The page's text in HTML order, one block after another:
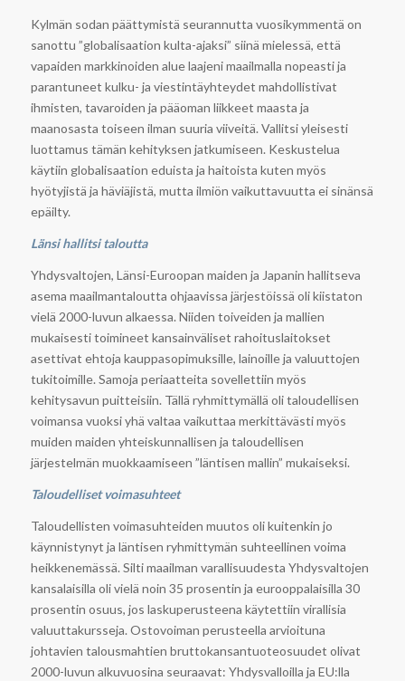
Kylmän sodan päättymistä seurannutta vuosikymmentä on
sanottu ”globalisaation kulta-ajaksi” siinä mielessä, että
vapaiden markkinoiden alue laajeni maailmalla nopeasti ja
parantuneet kulku- ja viestintäyhteydet mahdollistivat
ihmisten, tavaroiden ja pääoman liikkeet maasta ja
maanosasta toiseen ilman suuria viiveitä. Vallitsi yleisesti
luottamus tämän kehityksen jatkumiseen. Keskustelua
käytiin globalisaation eduista ja haitoista kuten myös
hyötyjistä ja häviäjistä, mutta ilmiön vaikuttavuutta ei sinänsä
epäilty.
Länsi hallitsi taloutta
Yhdysvaltojen, Länsi-Euroopan maiden ja Japanin hallitseva
asema maailmantaloutta ohjaavissa järjestöissä oli kiistaton
vielä 2000-luvun alkaessa. Niiden toiveiden ja mallien
mukaisesti toimineet kansainväliset rahoituslaitokset
asettivat ehtoja kauppasopimuksille, lainoille ja valuuttojen
tukitoimille. Samoja periaatteita sovellettiin myös
kehitysavun puitteisiin. Tällä ryhmittymällä oli taloudellisen
voimansa vuoksi yhä valtaa vaikuttaa merkittävästi myös
muiden maiden yhteiskunnallisen ja taloudellisen
järjestelmän muokkaamiseen ”läntisen mallin” mukaiseksi.
Taloudelliset voimasuhteet
Taloudellisten voimasuhteiden muutos oli kuitenkin jo
käynnistynyt ja läntisen ryhmittymän suhteellinen voima
heikkenemässä. Silti maailman varallisuudesta Yhdysvaltojen
kansalaisilla oli vielä noin 35 prosentin ja eurooppalaisilla 30
prosentin osuus, jos laskuperusteena käytettiin virallisia
valuuttakursseja. Ostovoiman perusteella arvioituna
johtavien talousmahtien bruttokansantuoteosuudet olivat
2000-luvun alkuvuosina seuraavat: Yhdysvalloilla ja EU:lla